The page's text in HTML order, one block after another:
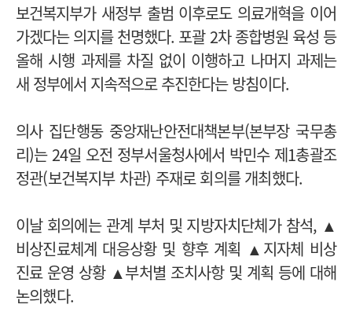
보건복지부가 새정부 출범 이후로도 의료개혁을 이어
가겠다는 의지를 천명했다. 포괄 2차 종합병원 육성 등
올해 시행 과제를 차질 없이 이행하고 나머지 과제는
새 정부에서 지속적으로 추진한다는 방침이다.
의사 집단행동 중앙재난안전대책본부(본부장 국무총
리)는 24일 오전 정부서울청사에서 박민수 제1총괄조
정관(보건복지부 차관) 주재로 회의를 개최했다.
이날 회의에는 관계 부처 및 지방자치단체가 참석, ▲
비상진료체계 대응상황 및 향후 계획 ▲지자체 비상
진료 운영 상황 ▲부처별 조치사항 및 계획 등에 대해
논의했다.